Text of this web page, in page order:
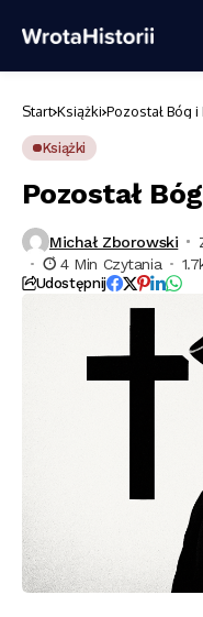
Start Książki Pozostał Bóg
Książki
Pozostał
Michał Zborowski
4 Min Czytania
Udostępnij